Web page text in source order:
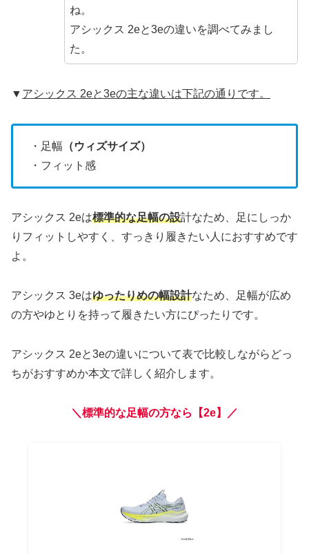
ね。
アシックス 2eと3eの違いを調べてみまし
た。
▼ アシックス 2eと3eの主な違いは下記の通りです。
・足幅 （ウィズサイズ）
・フィット感
アシックス 2eは標準的な足幅の設計なため、足にしっか
りフィットしやすく、すっきり履きたい人におすすめです
よ。
アシックス 3eはゆったりめの幅設計なため、足幅が広め
の方やゆとりを持って履きたい方にぴったりです。
アシックス 2eと3eの違いについて表で比較しながらどっ
ちがおすすめか本文で詳しく紹介します。
＼標準的な足幅の方なら【2e】／